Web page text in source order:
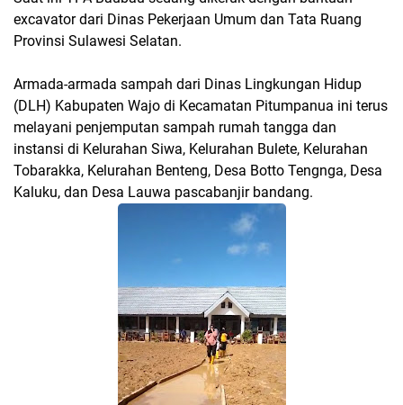
excavator dari Dinas Pekerjaan Umum dan Tata Ruang
Provinsi Sulawesi Selatan.
Armada-armada sampah dari Dinas Lingkungan Hidup
(DLH) Kabupaten Wajo di Kecamatan Pitumpanua ini terus
melayani penjemputan sampah rumah tangga dan
instansi di Kelurahan Siwa, Kelurahan Bulete, Kelurahan
Tobarakka, Kelurahan Benteng, Desa Botto Tengnga, Desa
Kaluku, dan Desa Lauwa pascabanjir bandang.